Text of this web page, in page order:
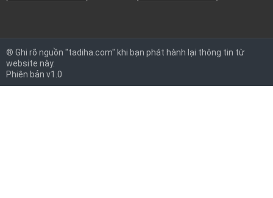
® Ghi rõ nguồn "tadiha.com" khi bạn phát hành lại thông tin từ
website này.
Phiên bản v1.0